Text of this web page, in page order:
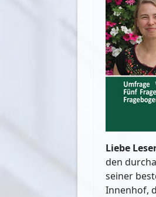
Liebe
den
seiner
Innenhof,